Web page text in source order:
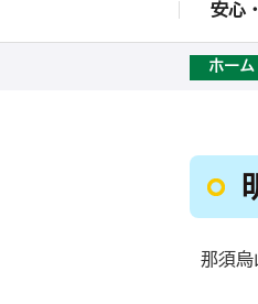
安心
ホーム
那須烏